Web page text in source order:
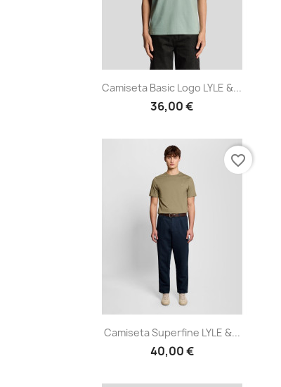
 Vista rápida
Camiseta Basic Logo LYLE &...
36,00 €
Vista rápida
Camiseta Superfine LYLE &...
40,00 €
favorite_border